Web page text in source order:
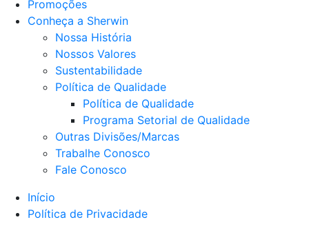
Promoções
Conheça a Sherwin
Nossa História
Nossos Valores
Sustentabilidade
Política de Qualidade
Política de Qualidade
Programa Setorial de Qualidade
Outras Divisões/Marcas
Trabalhe Conosco
Fale Conosco
Início
Política de Privacidade